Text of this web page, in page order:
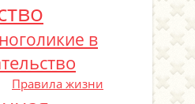
в
Правила жизни